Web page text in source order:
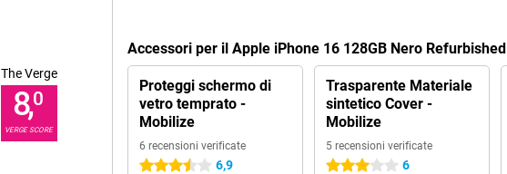
The Verge
8,0
VERGE SCORE
Accessori per il Apple iPhone 16 128GB Nero Refurbished
Proteggi schermo di
vetro temprato -
Mobilize
6 recensioni verificate
3.5 stelle 6,9
Trasparente Materiale
sintetico Cover -
Mobilize
5 recensioni verificate
3 stelle 6